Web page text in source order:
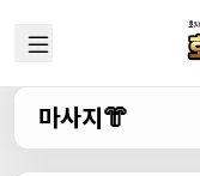
마사지👘